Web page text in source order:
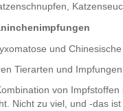
und
Tierarten und
von
Nicht zu viel, und -das